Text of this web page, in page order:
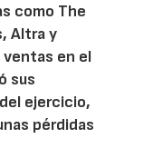
como The
Altra y
ventas en el
sus
ejercicio,
pérdidas